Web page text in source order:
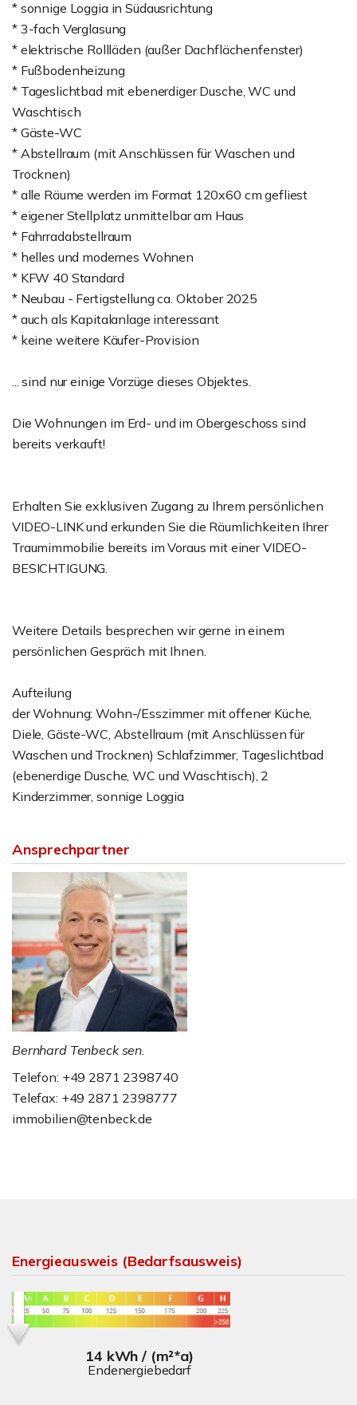
* sonnige Loggia in Südausrichtung
* 3-fach Verglasung
* elektrische Rollläden (außer Dachflächenfenster)
* Fußbodenheizung
* Tageslichtbad mit ebenerdiger Dusche, WC und
Waschtisch
* Gäste-WC
* Abstellraum (mit Anschlüssen für Waschen und
Trocknen)
* alle Räume werden im Format 120x60 cm gefliest
* eigener Stellplatz unmittelbar am Haus
* Fahrradabstellraum
* helles und modernes Wohnen
* KFW 40 Standard
* Neubau - Fertigstellung ca. Oktober 2025
* auch als Kapitalanlage interessant
* keine weitere Käufer-Provision
... sind nur einige Vorzüge dieses Objektes.
Die Wohnungen im Erd- und im Obergeschoss sind
bereits verkauft!
Erhalten Sie exklusiven Zugang zu Ihrem persönlichen
VIDEO-LINK und erkunden Sie die Räumlichkeiten Ihrer
Traumimmobilie bereits im Voraus mit einer VIDEO-
BESICHTIGUNG.
Weitere Details besprechen wir gerne in einem
persönlichen Gespräch mit Ihnen.
Aufteilung
der Wohnung: Wohn-/Esszimmer mit offener Küche,
Diele, Gäste-WC, Abstellraum (mit Anschlüssen für
Waschen und Trocknen) Schlafzimmer, Tageslichtbad
(ebenerdige Dusche, WC und Waschtisch), 2
Kinderzimmer, sonnige Loggia
Ansprechpartner
Bernhard Tenbeck sen.
Telefon: +49 2871 2398740
Telefax: +49 2871 2398777
immobilien@tenbeck.de
Energieausweis (Bedarfsausweis)
14 kWh / (m²*a)
Endenergiebedarf